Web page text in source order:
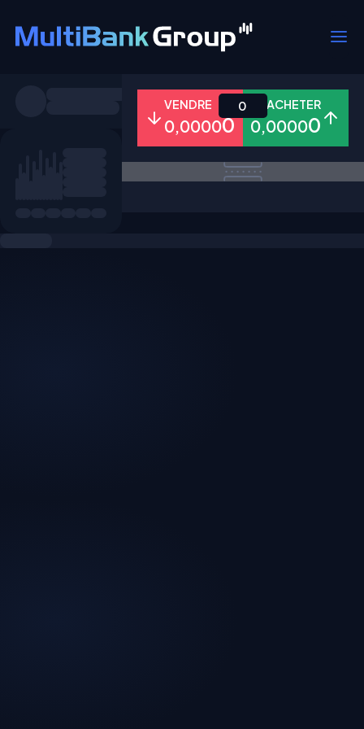
Tous Forex Métaux Actions
VENDRE
0,00000
ACHETER
0,00000
0